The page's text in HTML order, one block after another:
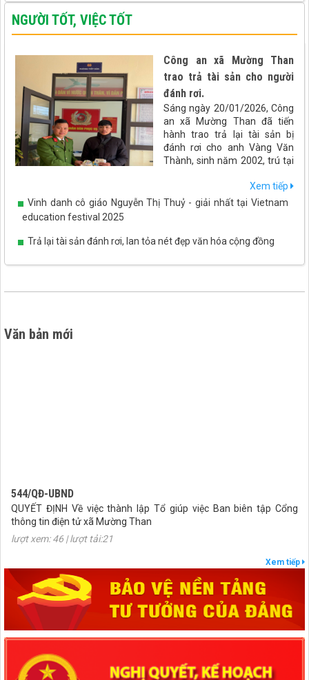
NGƯỜI TỐT, VIỆC TỐT
Công an xã Mường Than
trao trả tài sản cho người
đánh rơi.
Sáng ngày 20/01/2026, Công
an xã Mường Than đã tiến
hành trao trả lại tài sản bị
đánh rơi cho anh Vàng Văn
Thành, sinh năm 2002, trú tại
Xem tiếp
Vinh danh cô giáo Nguyễn Thị Thuỷ - giải nhất tại Vietnam
education festival 2025
Trả lại tài sản đánh rơi, lan tỏa nét đẹp văn hóa cộng đồng
Văn bản mới
QUYẾT ĐỊNH Về việc thành lập Tổ giúp việc Ban biên tập Cổng
thông tin điện tử xã Mường Than
lượt xem: 46 | lượt tải:21
QUYẾT ĐỊNH Kiện toàn Ban biên tập Cổng thông tin điện tử xã
Mường Than
lượt xem: 48 | lượt tải:29
27/NQ-HĐND
Nghị quyết Thông qua chủ trương sắp xếp đơn vị hành chính cấp xã
lượt xem: 88 | lượt tải:54
Xem tiếp